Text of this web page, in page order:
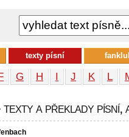
G H I J K L
a překlady písní,
texty písní